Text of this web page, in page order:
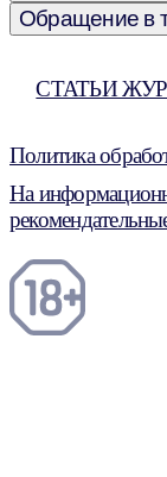
Обращение в
СТАТЬИ
Политика
На